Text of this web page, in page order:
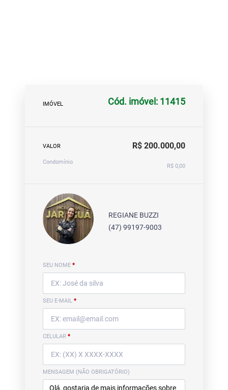
IMÓVEL Cód. imóvel: 11415
VALOR R$ 200.000,00
Condomínio
R$ 0,00
REGIANE BUZZI
(47) 99197-9003
SEU NOME *
SEU E-MAIL *
CELULAR *
MENSAGEM (NÃO OBRIGATÓRIO)